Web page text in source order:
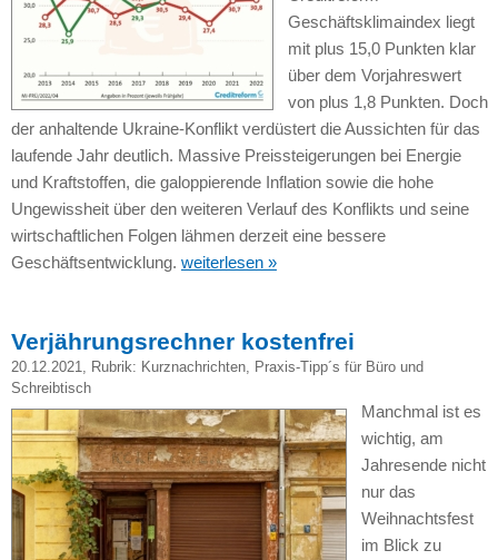
Geschäftsklimaindex liegt
mit plus 15,0 Punkten klar
über dem Vorjahreswert
von plus 1,8 Punkten. Doch
der anhaltende Ukraine-Konflikt verdüstert die Aussichten für das
laufende Jahr deutlich. Massive Preissteigerungen bei Energie
und Kraftstoffen, die galoppierende Inflation sowie die hohe
Ungewissheit über den weiteren Verlauf des Konflikts und seine
wirtschaftlichen Folgen lähmen derzeit eine bessere
Geschäftsentwicklung. weiterlesen »
Verjährungsrechner kostenfrei
20.12.2021 , Rubrik: Kurznachrichten,
Praxis-Tipp´s für Büro und
Schreibtisch
Manchmal ist es
wichtig, am
Jahresende nicht
nur das
Weihnachtsfest
im Blick zu